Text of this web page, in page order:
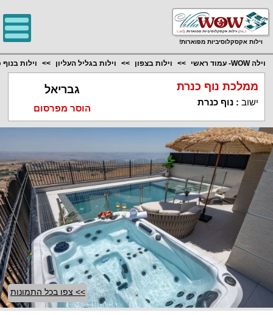
וילות אקסקלוסיביות מפוארות!
וילה WOW- עמוד ראשי וילות בצפון וילות בגליל העליון וילות
ממלכת נוף כנרת
ישוב :נוף כנרת
גבריאל
הוסר מפרסום
>> צפו בכל התמונות